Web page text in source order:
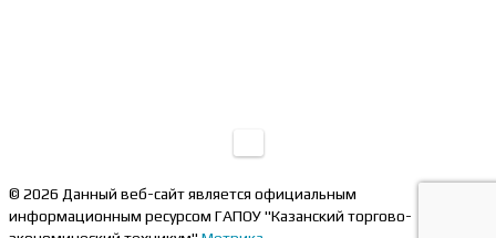
© 2026 Данный веб-сайт является официальным
информационным ресурсом ГАПОУ "Казанский торгово-